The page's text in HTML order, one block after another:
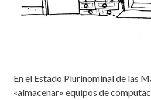
En el Estado Plurinominal de las
«almacenar» equipos de